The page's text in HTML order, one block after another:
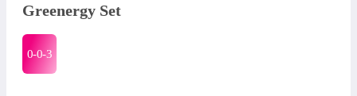
Greenergy Set
0-0-3